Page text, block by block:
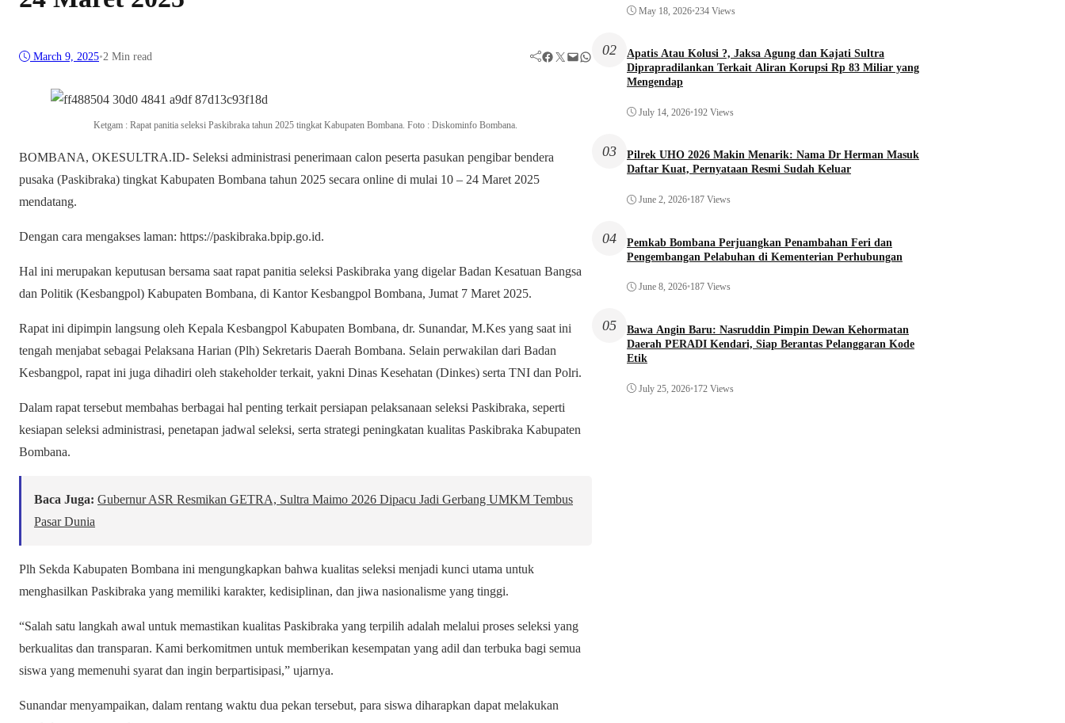
March 9, 2025•2 Min read Facebook Twitter Mail WhatsApp
Ketgam : Rapat panitia seleksi Paskibraka tahun 2025 tingkat Kabupaten Bombana. Foto : Diskominfo Bombana.
BOMBANA, OKESULTRA.ID- Seleksi administrasi penerimaan calon peserta pasukan pengibar bendera
pusaka (Paskibraka) tingkat Kabupaten Bombana tahun 2025 secara online di mulai 10 – 24 Maret 2025
mendatang.
Dengan cara mengakses laman: https://paskibraka.bpip.go.id.
Hal ini merupakan keputusan bersama saat rapat panitia seleksi Paskibraka yang digelar Badan Kesatuan Bangsa
dan Politik (Kesbangpol) Kabupaten Bombana, di Kantor Kesbangpol Bombana, Jumat 7 Maret 2025.
Rapat ini dipimpin langsung oleh Kepala Kesbangpol Kabupaten Bombana, dr. Sunandar, M.Kes yang saat ini
tengah menjabat sebagai Pelaksana Harian (Plh) Sekretaris Daerah Bombana. Selain perwakilan dari Badan
Kesbangpol, rapat ini juga dihadiri oleh stakeholder terkait, yakni Dinas Kesehatan (Dinkes) serta TNI dan Polri.
Dalam rapat tersebut membahas berbagai hal penting terkait persiapan pelaksanaan seleksi Paskibraka, seperti
kesiapan seleksi administrasi, penetapan jadwal seleksi, serta strategi peningkatan kualitas Paskibraka Kabupaten
Bombana.
Baca Juga: Gubernur ASR Resmikan GETRA, Sultra Maimo 2026 Dipacu Jadi Gerbang UMKM Tembus
Pasar Dunia
Plh Sekda Kabupaten Bombana ini mengungkapkan bahwa kualitas seleksi menjadi kunci utama untuk
menghasilkan Paskibraka yang memiliki karakter, kedisiplinan, dan jiwa nasionalisme yang tinggi.
“Salah satu langkah awal untuk memastikan kualitas Paskibraka yang terpilih adalah melalui proses seleksi yang
berkualitas dan transparan. Kami berkomitmen untuk memberikan kesempatan yang adil dan terbuka bagi semua
siswa yang memenuhi syarat dan ingin berpartisipasi,” ujarnya.
Sunandar menyampaikan, dalam rentang waktu dua pekan tersebut, para siswa diharapkan dapat melakukan
May 18, 2026•234 Views
02
Apatis Atau Kolusi ?, Jaksa Agung dan Kajati Sultra
Diprapradilankan Terkait Aliran Korupsi Rp 83 Miliar yang
Mengendap
July 14, 2026•192 Views
03
Pilrek UHO 2026 Makin Menarik: Nama Dr Herman Masuk
Daftar Kuat, Pernyataan Resmi Sudah Keluar
June 2, 2026•187 Views
04
Pemkab Bombana Perjuangkan Penambahan Feri dan
Pengembangan Pelabuhan di Kementerian Perhubungan
June 8, 2026•187 Views
05
Bawa Angin Baru: Nasruddin Pimpin Dewan Kehormatan
Daerah PERADI Kendari, Siap Berantas Pelanggaran Kode
Etik
July 25, 2026•172 Views